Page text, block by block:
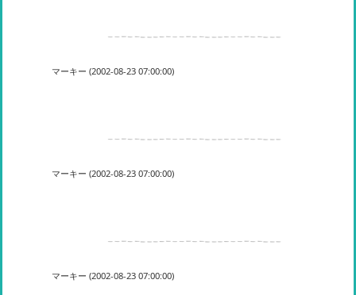
マーキー (2002-08-23 07:00:00)
マーキー (2002-08-23 07:00:00)
マーキー (2002-08-23 07:00:00)